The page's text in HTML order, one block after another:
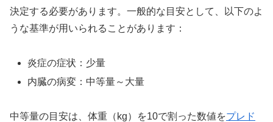
決定する必要があります。一般的な目安として、以下のよ
うな基準が用いられることがあります：
炎症の症状：少量
内臓の病変：中等量～大量
中等量の目安は、体重（kg）を10で割った数値をプレド